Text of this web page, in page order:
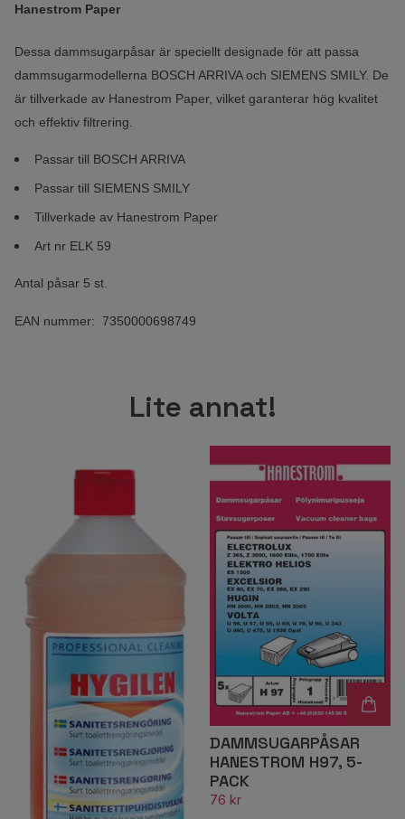
Hanestrom Paper
Dessa dammsugarpåsar är speciellt designade för att passa
dammsugarmodellerna BOSCH ARRIVA och SIEMENS SMILY. De
är tillverkade av Hanestrom Paper, vilket garanterar hög kvalitet
och effektiv filtrering.
Passar till BOSCH ARRIVA
Passar till SIEMENS SMILY
Tillverkade av Hanestrom Paper
Art nr ELK 59
Antal påsar 5 st.
EAN nummer: 7350000698749
Lite annat!
DAMMSUGARPÅSAR
HANESTROM H97, 5-
PACK
76 kr